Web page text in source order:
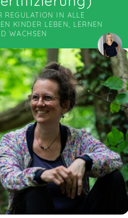
REGULATION IN ALLE
KINDER LEBEN, LERNEN
WACHSEN
about me here...